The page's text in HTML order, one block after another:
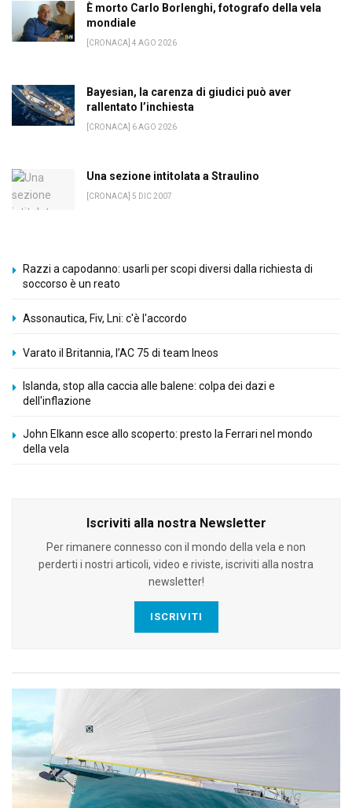
È morto Carlo Borlenghi, fotografo della vela
mondiale
[CRONACA] 4 AGO 2026
Bayesian, la carenza di giudici può aver
rallentato l’inchiesta
[CRONACA] 6 AGO 2026
Una sezione intitolata a Straulino
[CRONACA] 5 DIC 2007
Razzi a capodanno: usarli per scopi diversi dalla richiesta di
soccorso è un reato
Assonautica, Fiv, Lni: c'è l'accordo
Varato il Britannia, l’AC 75 di team Ineos
Islanda, stop alla caccia alle balene: colpa dei dazi e
dell'inflazione
John Elkann esce allo scoperto: presto la Ferrari nel mondo
della vela
Iscriviti alla nostra Newsletter
Per rimanere connesso con il mondo della vela e non
perderti i nostri articoli, video e riviste, iscriviti alla nostra
newsletter!
ISCRIVITI